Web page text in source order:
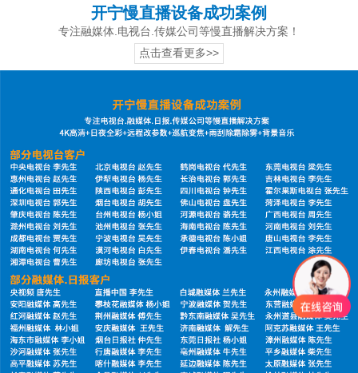
开宁慢直播设备成功案例
专注融媒体.电视台.传媒公司等慢直播解决方案！
点击查看更多>>